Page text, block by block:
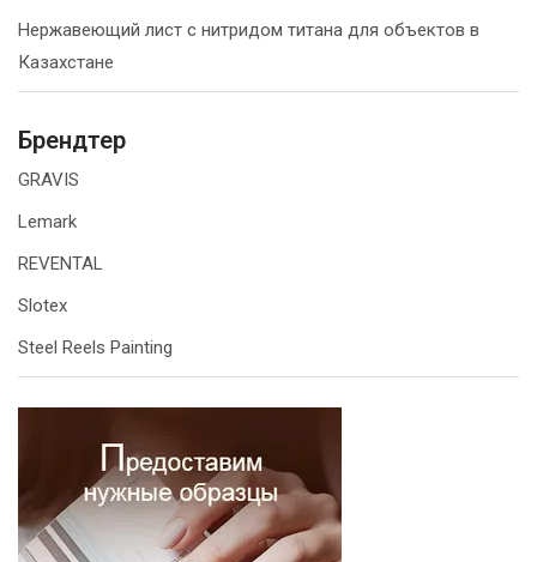
Нержавеющий лист с нитридом титана для объектов в
Казахстане
Брендтер
GRAVIS
Lemark
REVENTAL
Slotex
Steel Reels Painting